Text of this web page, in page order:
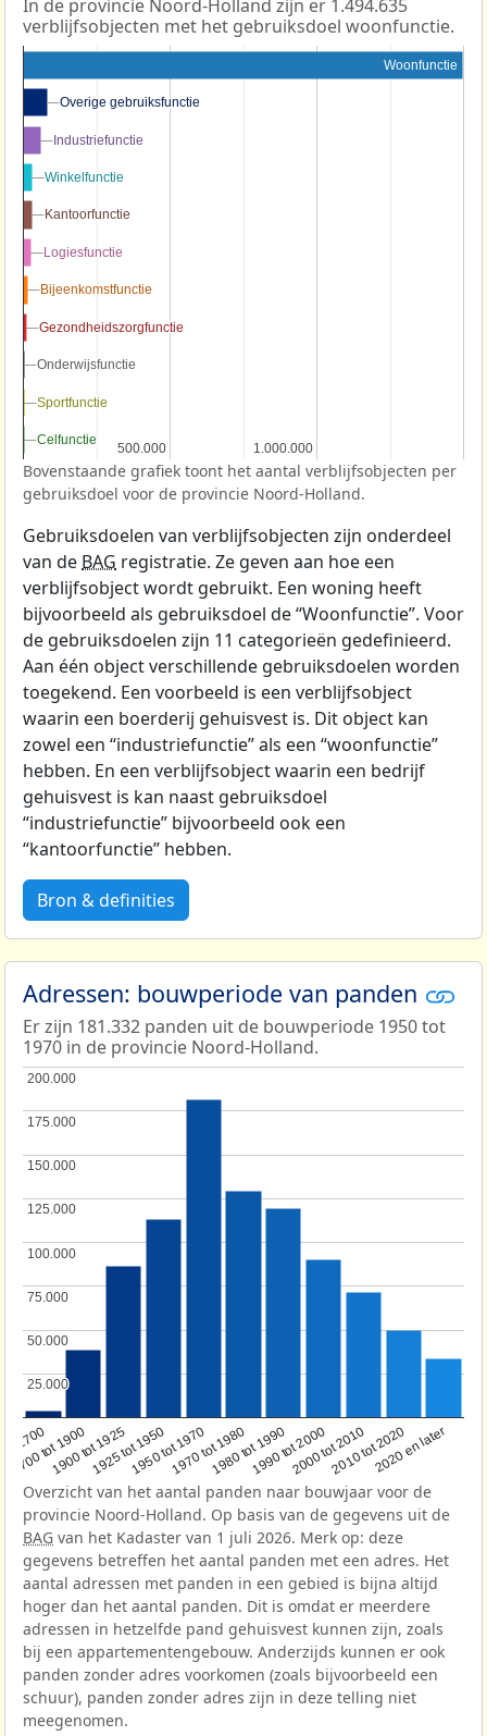
In de provincie Noord-Holland zijn er 1.494.635
verblijfsobjecten met het gebruiksdoel woonfunctie.
500.000
500.000 1.000.000
1.000.000
Woonfunctie
Overige gebruiksfunctie
Overige gebruiksfunctie
Industriefunctie
Industriefunctie
Winkelfunctie
Winkelfunctie
Kantoorfunctie
Kantoorfunctie
Logiesfunctie
Logiesfunctie
Bijeenkomstfunctie
Bijeenkomstfunctie
Gezondheidszorgfunctie
Gezondheidszorgfunctie
Onderwijsfunctie
Onderwijsfunctie
Sportfunctie
Sportfunctie
Celfunctie
Celfunctie
Bovenstaande grafiek toont het aantal verblijfsobjecten per
gebruiksdoel voor de provincie Noord-Holland.
Gebruiksdoelen van verblijfsobjecten zijn onderdeel
van de BAG registratie. Ze geven aan hoe een
verblijfsobject wordt gebruikt. Een woning heeft
bijvoorbeeld als gebruiksdoel de “Woonfunctie”. Voor
de gebruiksdoelen zijn 11 categorieën gedefinieerd.
Aan één object verschillende gebruiksdoelen worden
toegekend. Een voorbeeld is een verblijfsobject
waarin een boerderij gehuisvest is. Dit object kan
zowel een “industriefunctie” als een “woonfunctie”
hebben. En een verblijfsobject waarin een bedrijf
gehuisvest is kan naast gebruiksdoel
“industriefunctie” bijvoorbeeld ook een
“kantoorfunctie” hebben.
Bron & definities
Adressen: bouwperiode van panden
Er zijn 181.332 panden uit de bouwperiode 1950 tot
1970 in de provincie Noord-Holland.
1700
1700 tot 1900
1900 tot 19251925 tot 19501950 tot 19701970 tot 19801980 tot 19901990 tot 20002000 tot 20102010 tot 20202020 en later
25.000
25.000
50.000
50.000
75.000
75.000
100.000
100.000
125.000
125.000
150.000
150.000
175.000
175.000
200.000
200.000
Overzicht van het aantal panden naar bouwjaar voor de
provincie Noord-Holland. Op basis van de gegevens uit de
BAG van het Kadaster van 1 juli 2026. Merk op: deze
gegevens betreffen het aantal panden met een adres. Het
aantal adressen met panden in een gebied is bijna altijd
hoger dan het aantal panden. Dit is omdat er meerdere
adressen in hetzelfde pand gehuisvest kunnen zijn, zoals
bij een appartementengebouw. Anderzijds kunnen er ook
panden zonder adres voorkomen (zoals bijvoorbeeld een
schuur), panden zonder adres zijn in deze telling niet
meegenomen.